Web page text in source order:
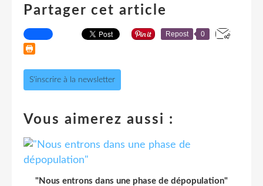
Partager cet article
Repost 0
S'inscrire à la newsletter
Vous aimerez aussi :
"Nous entrons dans une phase de dépopulation"